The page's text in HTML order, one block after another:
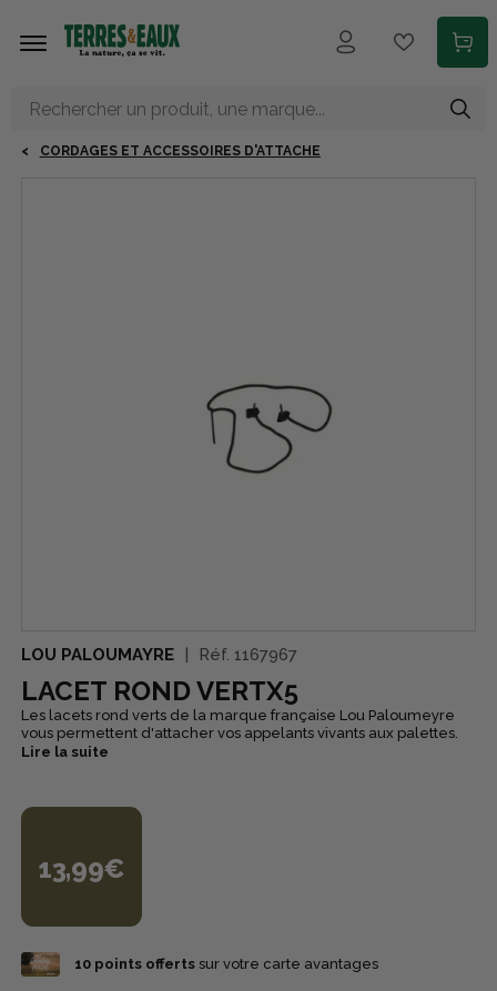
CORDAGES ET ACCESSOIRES D'ATTACHE
LOU PALOUMAYRE Réf. 1167967
LACET ROND VERTX5
Les lacets rond verts de la marque française Lou Paloumeyre
vous permettent d'attacher vos appelants vivants aux palettes.
Lire la suite
13,99€
10points offertssur votre carte avantages